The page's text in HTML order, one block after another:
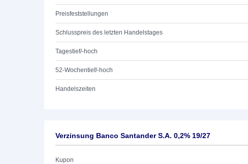
Preisfeststellungen
Schlusspreis des letzten Handelstages
Tagestief/-hoch
52-Wochentief/-hoch
Handelszeiten
Verzinsung Banco Santander S.A. 0,2% 19/27
Kupon